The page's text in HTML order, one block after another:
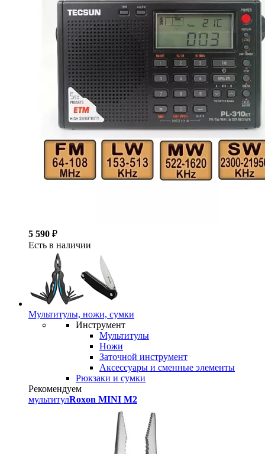
5 590 ₽
Есть в наличии
Мультитулы, ножи, сумки
Инструмент
Мультитулы
Ножи
Заточной инструмент
Аксессуары и сменные элементы
Рюкзаки и сумки
Рекомендуем
мультитулRoxon MINI M2